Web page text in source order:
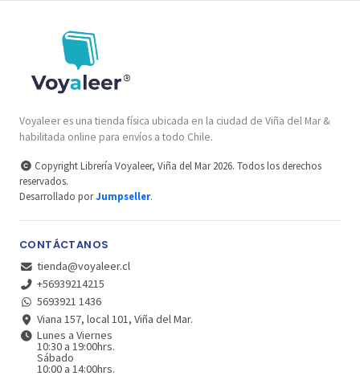
Voyaleer es una tienda física ubicada en la ciudad de Viña del Mar &
habilitada online para envíos a todo Chile.
Copyright Librería Voyaleer, Viña del Mar 2026. Todos los derechos
reservados.
Desarrollado porJumpseller.
CONTÁCTANOS
tienda@voyaleer.cl
+56939214215
5693921 1436
Viana 157, local 101, Viña del Mar.
Lunes a Viernes
10:30 a 19:00hrs.
Sábado
10:00 a 14:00hrs.